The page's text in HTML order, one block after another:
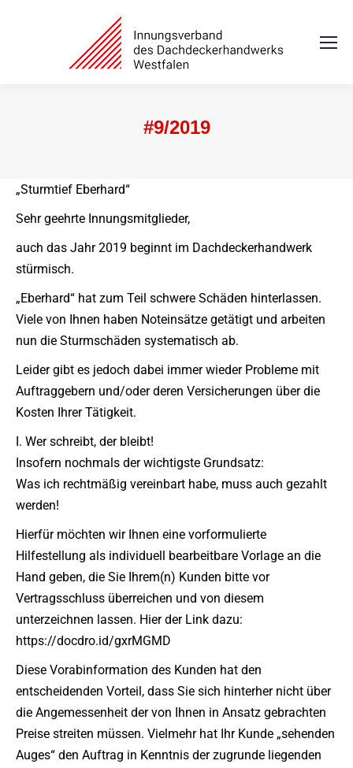
#9/2019
„Sturmtief Eberhard“
Sehr geehrte Innungsmitglieder,
auch das Jahr 2019 beginnt im Dachdeckerhandwerk
stürmisch.
„Eberhard“ hat zum Teil schwere Schäden hinterlassen.
Viele von Ihnen haben Noteinsätze getätigt und arbeiten
nun die Sturmschäden systematisch ab.
Leider gibt es jedoch dabei immer wieder Probleme mit
Auftraggebern und/oder deren Versicherungen über die
Kosten Ihrer Tätigkeit.
I. Wer schreibt, der bleibt!
Insofern nochmals der wichtigste Grundsatz:
Was ich rechtmäßig vereinbart habe, muss auch gezahlt
werden!
Hierfür möchten wir Ihnen eine vorformulierte
Hilfestellung als individuell bearbeitbare Vorlage an die
Hand geben, die Sie Ihrem(n) Kunden bitte vor
Vertragsschluss überreichen und von diesem
unterzeichnen lassen. Hier der Link dazu:
https://docdro.id/gxrMGMD
Diese Vorabinformation des Kunden hat den
entscheidenden Vorteil, dass Sie sich hinterher nicht über
die Angemessenheit der von Ihnen in Ansatz gebrachten
Preise streiten müssen. Vielmehr hat Ihr Kunde „sehenden
Auges“ den Auftrag in Kenntnis der zugrunde liegenden